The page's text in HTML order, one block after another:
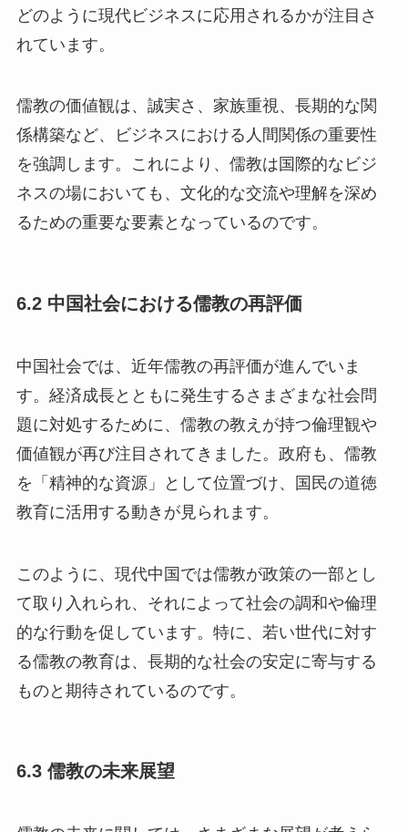
どのように現代ビジネスに応用されるかが注目さ
れています。
儒教の価値観は、誠実さ、家族重視、長期的な関
係構築など、ビジネスにおける人間関係の重要性
を強調します。これにより、儒教は国際的なビジ
ネスの場においても、文化的な交流や理解を深め
るための重要な要素となっているのです。
6.2 中国社会における儒教の再評価
中国社会では、近年儒教の再評価が進んでいま
す。経済成長とともに発生するさまざまな社会問
題に対処するために、儒教の教えが持つ倫理観や
価値観が再び注目されてきました。政府も、儒教
を「精神的な資源」として位置づけ、国民の道徳
教育に活用する動きが見られます。
このように、現代中国では儒教が政策の一部とし
て取り入れられ、それによって社会の調和や倫理
的な行動を促しています。特に、若い世代に対す
る儒教の教育は、長期的な社会の安定に寄与する
ものと期待されているのです。
6.3 儒教の未来展望